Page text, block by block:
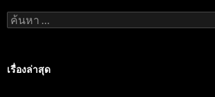
ค้
น
สำ
เรื่องล่าสุด